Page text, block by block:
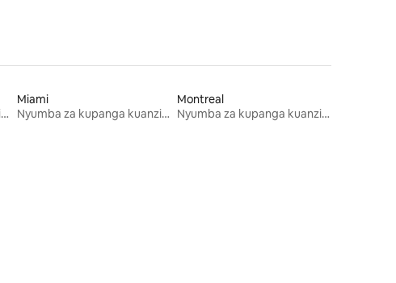
Nyumba za kupanga kuanzia mwezi mmoja
Miami
Nyumba za kupanga kuanzia mwezi mmoja
Montreal
Nyumba za kupanga kuanzia mwezi mmoja